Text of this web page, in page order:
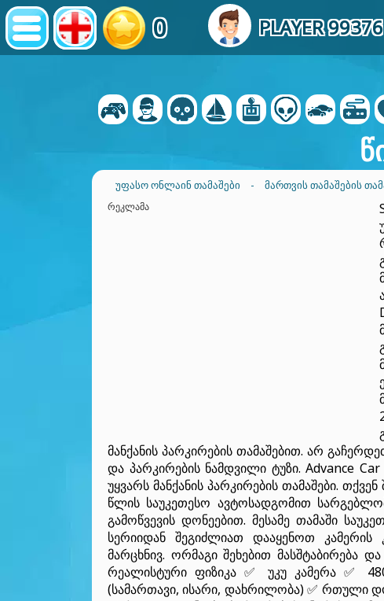
0 PLAYER 99376
ᲣᲤᲐᲡᲝ ᲝᲜᲚᲐᲘᲜ ᲗᲐᲛᲐᲨᲔᲑᲘ - ᲛᲐᲠᲗᲕᲘᲡ ᲗᲐᲛᲐᲨᲔᲑᲘᲡ
ᲠᲔᲙᲚᲐᲛᲐ
მანქანის პარკირების თამაშებით. არ
და პარკირების ნამდვილი ტუზი. Advance
უყვარს მანქანის პარკირების თამაშები.
წლის საუკეთესო ავტოსადგომით
გამოწვევის დონეებით. მესამე თამაში
სერიიდან შეგიძლიათ დააყენოთ
მარცხნივ. ორმაგი შეხებით მასშტაბირება
რეალისტური ფიზიკა ✅ უკუ კამერა ✅
(სამართავი, ისარი, დახრილობა) ✅ რთული